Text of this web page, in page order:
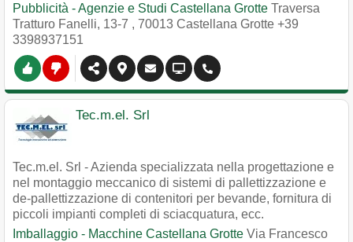
Pubblicità - Agenzie e Studi Castellana Grotte Traversa
Tratturo Fanelli, 13-7 , 70013 Castellana Grotte +39
3398937151
Tec.m.el. Srl
Tec.m.el. Srl - Azienda specializzata nella progettazione e
nel montaggio meccanico di sistemi di pallettizzazione e
de-pallettizzazione di contenitori per bevande, fornitura di
piccoli impianti completi di sciacquatura, ecc.
Imballaggio - Macchine Castellana Grotte Via Francesco